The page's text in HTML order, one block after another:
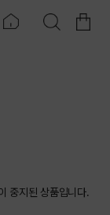
중지된 상품입니다.